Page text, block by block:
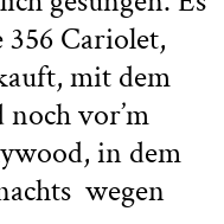
356 Cariolet,
mit dem
vor’m
in dem
wegen